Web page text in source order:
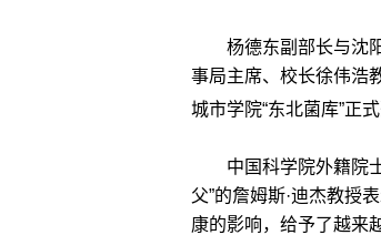
杨德东副部长与沈阳
事局主席、校长徐伟浩
城市学院“东北菌库”正式
中国科学院外籍院士
父”的詹姆斯·迪杰教授
康的影响，给予了越来